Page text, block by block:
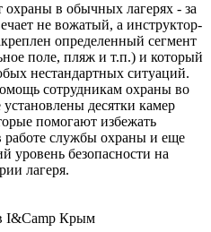
в обычных лагерях - за
не вожатый, а инструктор-
определенный сегмент
поле, пляж и т.п.) и который
нестандартных ситуаций.
сотрудникам охраны во
установлены десятки камер
помогают избежать
работе службы охраны и еще
уровень безопасности на
лагеря.